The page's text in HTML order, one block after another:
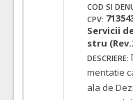
COD SI
CPV:
Servicii
stru
DESCRIERE:
mentatie
ala de